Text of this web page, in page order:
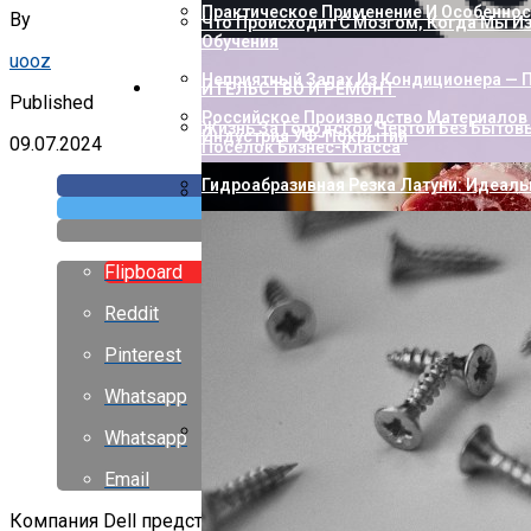
Как Пополнить Стим: Способы,
Практическое Применение И
Насколько Близки Латынь И
Лингвистическое Исследование
Что Происходит С Мозгом, Когда Мы
Обучения
Неприятный Запах Из Кондиционера —
Российское Производство
Индустрия УФ-Покрытий
СТРОИТЕЛЬСТВО И РЕМОНТ
Жизнь За Городской Чертой Без
Посёлок Бизнес-Класса
Гидроабразивная Резка Латуни:
By
uooz
Published
09.07.2024
Flipboard
Reddit
Pinterest
Whatsapp
Whatsapp
Email
Компания Dell представила два новых монитора из